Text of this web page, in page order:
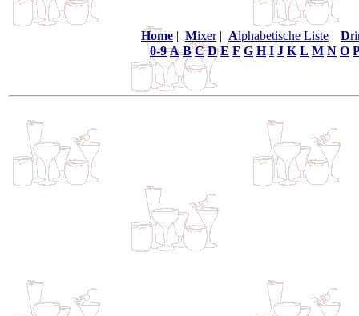
Home | Mixer| Alphabetische Liste | D
0-9 A B C D E F G H I J K L M N O